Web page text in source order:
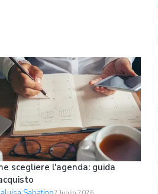
scegliere l'agenda: guida